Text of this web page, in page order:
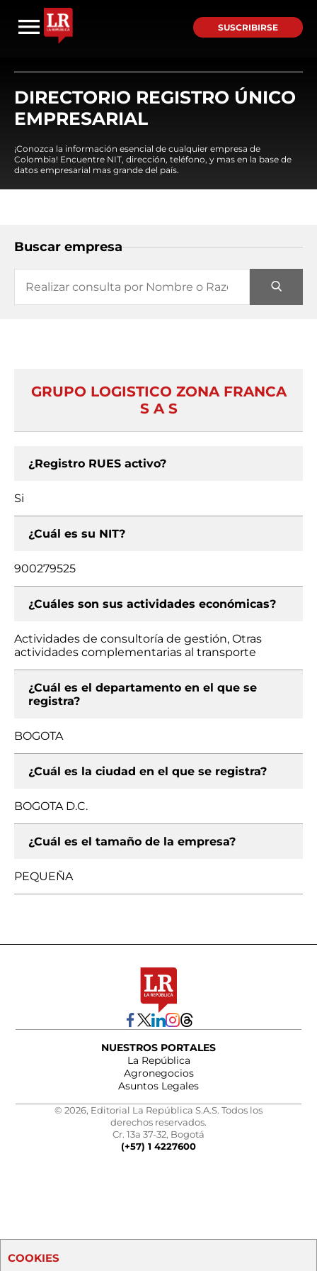
SUSCRIBIRSE
DIRECTORIO REGISTRO ÚNICO
EMPRESARIAL
¡Conozca la información esencial de cualquier empresa de
Colombia! Encuentre NIT, dirección, teléfono, y mas en la base de
datos empresarial mas grande del país.
Buscar empresa
GRUPO LOGISTICO ZONA FRANCA
S A S
¿Registro RUES activo?
Si
¿Cuál es su NIT?
900279525
¿Cuáles son sus actividades económicas?
Actividades de consultoría de gestión, Otras
actividades complementarias al transporte
¿Cuál es el departamento en el que se
registra?
BOGOTA
¿Cuál es la ciudad en el que se registra?
BOGOTA D.C.
¿Cuál es el tamaño de la empresa?
PEQUEÑA
NUESTROS PORTALES
La República
Agronegocios
Asuntos Legales
© 2026, Editorial La República S.A.S. Todos los
derechos reservados.
Cr. 13a 37-32, Bogotá
(+57) 1 4227600
COOKIES